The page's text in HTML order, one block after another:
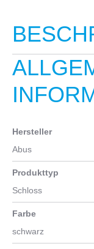
Hersteller
Abus
Produkttyp
Schloss
Farbe
schwarz